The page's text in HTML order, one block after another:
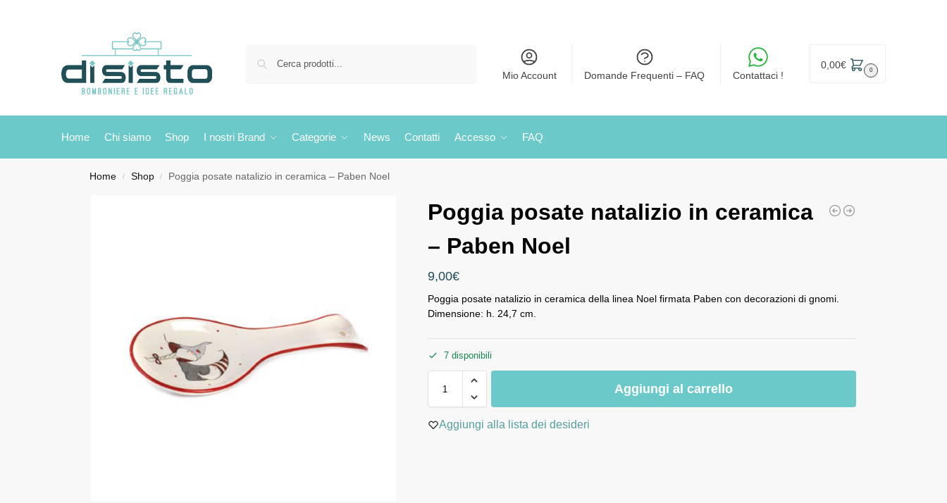
Mio Account Domande Frequenti – FAQ Contattaci !
0,00€ 0
Home Chi siamo Shop I nostri Brand Categorie News Contatti Accesso FAQ
Home / Shop / Poggia posate natalizio in ceramica – Paben Noel
Poggia posate natalizio in ceramica
– Paben Noel
9,00€
Poggia posate natalizio in ceramica della linea Noel firmata Paben con decorazioni di gnomi.
Dimensione: h. 24,7 cm.
7 disponibili
Aggiungi al carrello
Aggiungi alla lista dei desideri